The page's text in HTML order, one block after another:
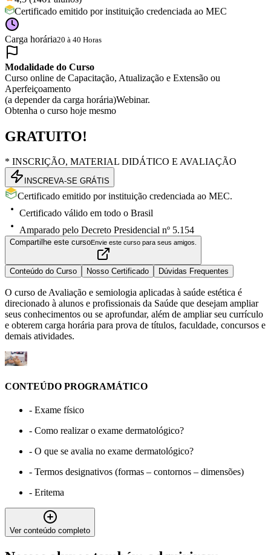
Certificado emitido por instituição credenciada ao MEC
Carga horária20 à 40 Horas
Modalidade do Curso
Curso online de Capacitação, Atualização e Extensão ou
Aperfeiçoamento
(a depender da carga horária)Webinar.
Obtenha o curso hoje mesmo
GRATUITO!
* INSCRIÇÃO, MATERIAL DIDÁTICO E AVALIAÇÃO
INSCREVA-SE GRÁTIS
Certificado emitido por instituição credenciada ao MEC.
Certificado válido em todo o Brasil
Amparado pelo Decreto Presidencial nº 5.154
Compartilhe este cursoEnvie este curso para seus amigos.
Conteúdo do Curso Nosso Certificado Dúvidas Frequentes
O curso de Avaliação e semiologia aplicadas à saúde estética é
direcionado à alunos e profissionais da Saúde que desejam ampliar
seus conhecimentos ou se aprofundar, além de ampliar seu currículo
e obterem carga horária para prova de títulos, faculdade, concursos e
demais atividades.
CONTEÚDO PROGRAMÁTICO
- Exame físico
- Como realizar o exame dermatológico?
- O que se avalia no exame dermatológico?
- Termos designativos (formas – contornos – dimensões)
- Eritema
Ver conteúdo completo